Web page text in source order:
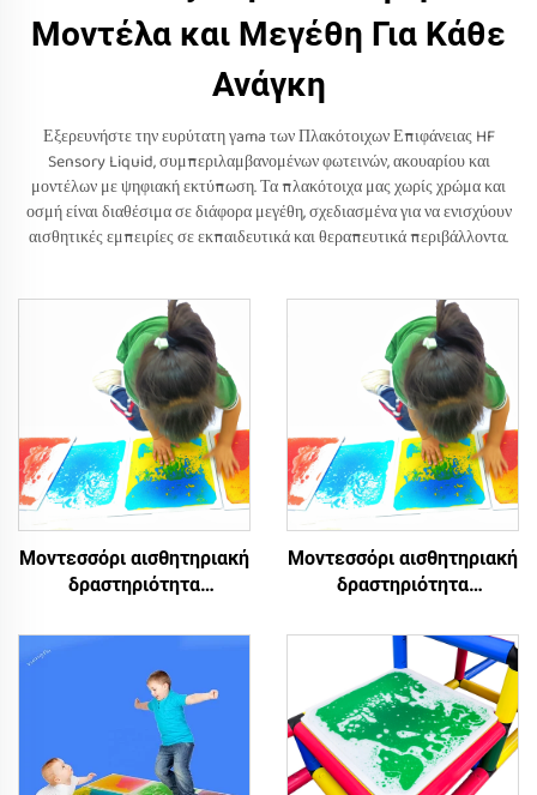
Μοντέλα και Μεγέθη Για Κάθε
Ανάγκη
Εξερευνήστε την ευρύτατη γama των Πλακότοιχων Επιφάνειας HF
Sensory Liquid, συμπεριλαμβανομένων φωτεινών, ακουαρίου και
μοντέλων με ψηφιακή εκτύπωση. Τα πλακότοιχα μας χωρίς χρώμα και
οσμή είναι διαθέσιμα σε διάφορα μεγέθη, σχεδιασμένα για να ενισχύουν
αισθητικές εμπειρίες σε εκπαιδευτικά και θεραπευτικά περιβάλλοντα.
Μοντεσσόρι αισθητηριακή
δραστηριότητα
πάτωμα παιδιά μη τοξικά
παίζουν στρώματα
αισθητηριακά υγρά
πλακάκια
Μοντεσσόρι αισθητηριακή
δραστηριότητα
πάτωμα παιδιά μη τοξικά
παίζουν στρώματα
αισθητηριακά υγρά
πλακάκια